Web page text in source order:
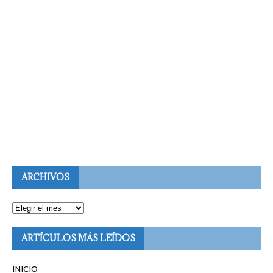
ARCHIVOS
ARTÍCULOS MÁS LEÍDOS
INICIO